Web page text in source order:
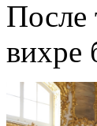
После
вихре